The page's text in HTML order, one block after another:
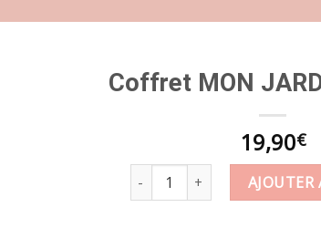
Coffret MON
19,90€
quantité de Coffret MONAJOUTER